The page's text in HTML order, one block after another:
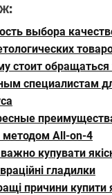
выбора
стоит обращаться
специалистам
методом All-on-4
купувати
гладилки
причини купити